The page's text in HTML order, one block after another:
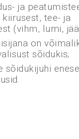
ja
tee- ja
(vihm, lumi,
on
sõidukis;
sõidukijuhi